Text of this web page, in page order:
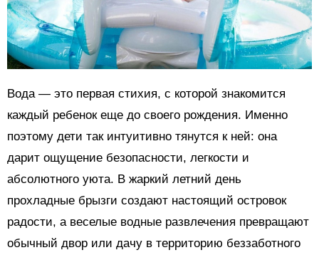
Вода — это первая стихия, с которой знакомится
каждый ребенок еще до своего рождения. Именно
поэтому дети так интуитивно тянутся к ней: она
дарит ощущение безопасности, легкости и
абсолютного уюта. В жаркий летний день
прохладные брызги создают настоящий островок
радости, а веселые водные развлечения превращают
обычный двор или дачу в территорию беззаботного